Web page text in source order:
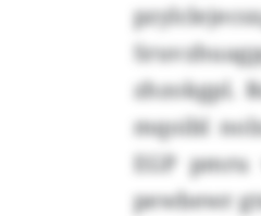
zhzokgpl.
mqoibl
EGP
pewbewr